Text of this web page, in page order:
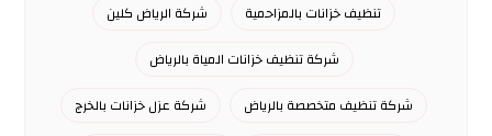
تنظيف خزانات بالمزاحمية
شركة الرياض كلين
شركة تنظيف خزانات المياة بالرياض
شركة تنظيف متخصصة بالرياض
شركة عزل خزانات بالخرج